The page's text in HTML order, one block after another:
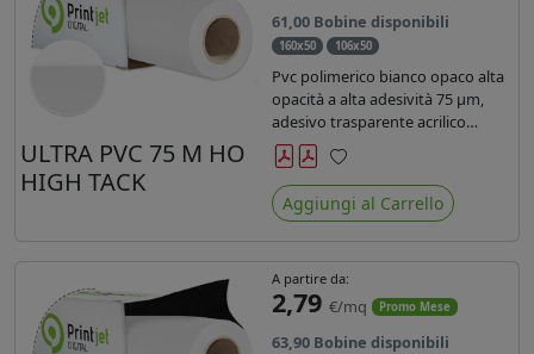
ULTRA PVC 75 M HO
HIGH TACK
61,00 Bobine disponibili
160x50 106x50
Pvc polimerico bianco opaco alta
opacità a alta adesività 75 µm,
adesivo trasparente acrilico
hotmelt permanente, durata 5-7
anni liner 140gr PE su entrambi
lati. Dotato di certificato ignifugo
Bs1d0.
Preferiti
Aggiungi al Carrello
A partire da:
2,79 €/mq Promo Mese
63,90 Bobine disponibili